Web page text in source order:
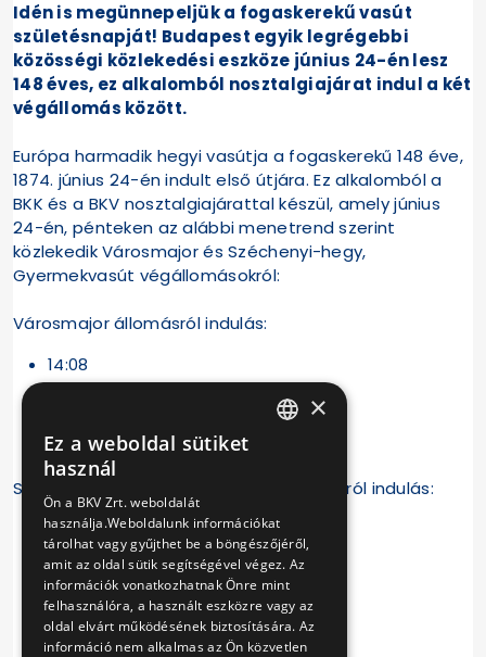
Idén is megünnepeljük a fogaskerekű vasút
születésnapját! Budapest egyik legrégebbi
közösségi közlekedési eszköze június 24-én lesz
148 éves, ez alkalomból nosztalgiajárat indul a két
végállomás között.
Európa harmadik hegyi vasútja a fogaskerekű 148 éve,
1874. június 24-én indult első útjára. Ez alkalomból a
BKK és a BKV nosztalgiajárattal készül, amely június
24-én, pénteken az alábbi menetrend szerint
közlekedik Városmajor és Széchenyi-hegy,
Gyermekvasút végállomásokról:
Városmajor állomásról indulás:
14:08
16:48
Széchenyi-hegy, gyermekvasút állomásról indulás:
14:47
16:07
17:27
×
Ez a weboldal sütiket
használ
Ön a BKV Zrt. weboldalát
használja.Weboldalunk információkat
tárolhat vagy gyűjthet be a böngészőjéről,
amit az oldal sütik segítségével végez. Az
információk vonatkozhatnak Önre mint
felhasználóra, a használt eszközre vagy az
oldal elvárt működésének biztosítására. Az
információ nem alkalmas az Ön közvetlen